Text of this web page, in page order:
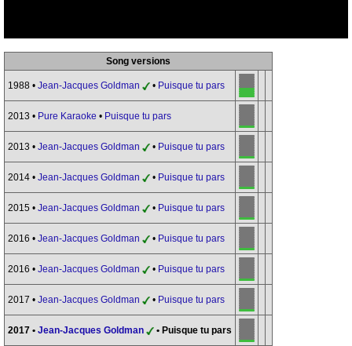
Song versions
1988 • Jean-Jacques Goldman • Puisque tu pars
2013 • Pure Karaoke • Puisque tu pars
2013 • Jean-Jacques Goldman • Puisque tu pars
2014 • Jean-Jacques Goldman • Puisque tu pars
2015 • Jean-Jacques Goldman • Puisque tu pars
2016 • Jean-Jacques Goldman • Puisque tu pars
2016 • Jean-Jacques Goldman • Puisque tu pars
2017 • Jean-Jacques Goldman • Puisque tu pars
2017 • Jean-Jacques Goldman • Puisque tu pars